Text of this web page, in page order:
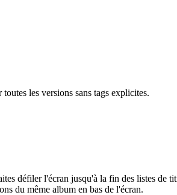
les versions sans tags explicites.
défiler l'écran jusqu'à la fin des listes de
du même album en bas de l'écran.